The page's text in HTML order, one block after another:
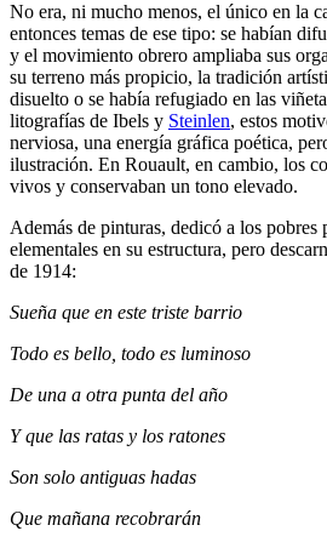
No era, ni mucho menos, el único en la
entonces temas de ese tipo: se habían
y el movimiento obrero ampliaba sus
su terreno más propicio, la tradición
disuelto o se había refugiado en las
litografías de Ibels y Steinlen, estos
nerviosa, una energía gráfica poética,
ilustración. En Rouault, en cambio, los
vivos y conservaban un tono elevado.
Además de pinturas, dedicó a los pobres
elementales en su estructura, pero
de 1914:
Sueña que en este triste barrio
Todo es bello, todo es luminoso
De una a otra punta del año
Y que las ratas y los ratones
Son solo antiguas hadas
Que mañana recobrarán